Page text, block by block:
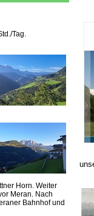
Tag.
Horn. Weiter
Meran. Nach
Bahnhof und